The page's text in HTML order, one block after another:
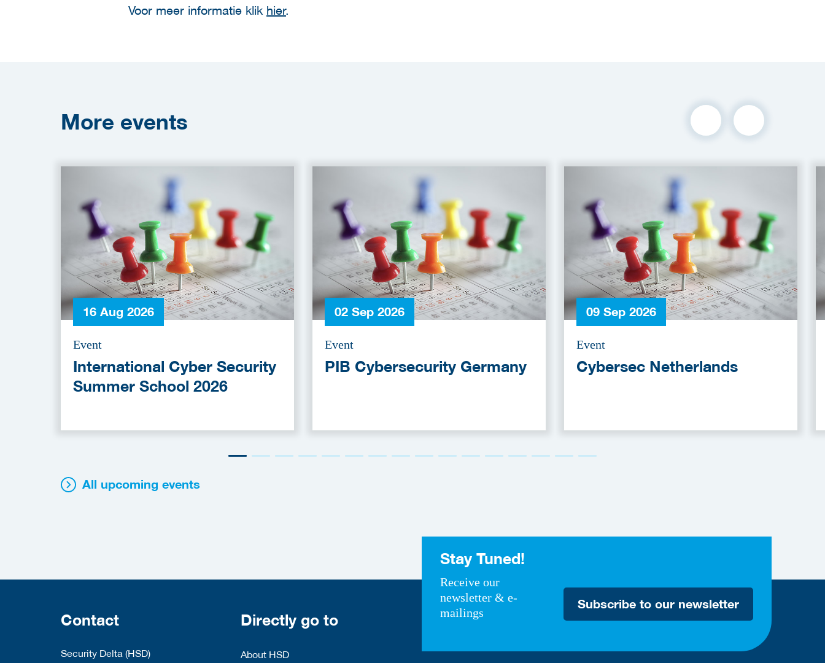
Voor meer informatie klik hier.
More events
16 Aug 2026
Event
International Cyber Security
Summer School 2026
02 Sep 2026
Event
PIB Cybersecurity Germany
09 Sep 2026
Event
Cybersec Netherlands
All upcoming events
Stay Tuned!
Receive our
newsletter & e-
mailings
Subscribe to our newsletter
Contact
Security Delta (HSD)
Directly go to
About HSD